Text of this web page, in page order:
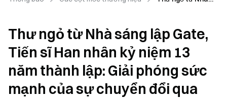
kỷ niệm 13 năm
thành lập: Giải
phóng sức mạnh
của sự chuyển đổi
qua các chu kỳ
Thư ngỏ từ Nhà sáng lập Gate,
Tiến sĩ Han nhân kỷ niệm 13
năm thành lập: Giải phóng sức
mạnh của sự chuyển đổi qua